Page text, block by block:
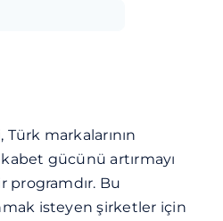
markalarının
gücünü artırmayı
programdır. Bu
isteyen şirketler için